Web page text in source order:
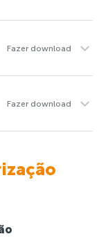
Fazer download
Fazer download